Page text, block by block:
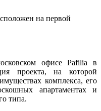
на первой
офисе Pafilia в
проекта, на которой
комплекса, его
апартаментах и
типа.